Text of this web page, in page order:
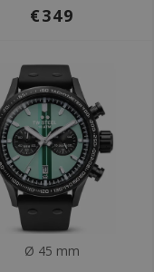
€349
Ø 45 mm